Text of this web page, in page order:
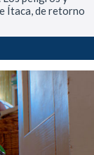
Ítaca, de retorno